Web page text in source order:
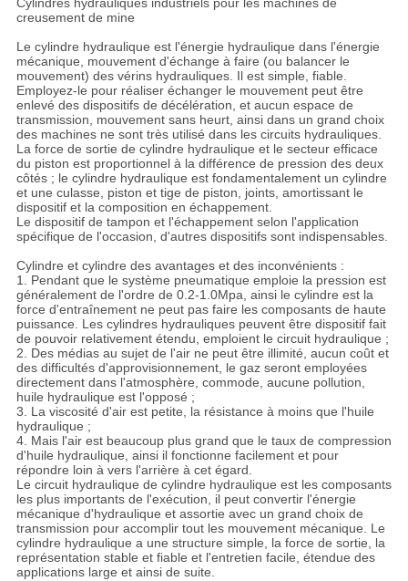
Cylindres hydrauliques industriels pour les machines de
creusement de mine
Le cylindre hydraulique est l'énergie hydraulique dans l'énergie
mécanique, mouvement d'échange à faire (ou balancer le
mouvement) des vérins hydrauliques. Il est simple, fiable.
Employez-le pour réaliser échanger le mouvement peut être
enlevé des dispositifs de décélération, et aucun espace de
transmission, mouvement sans heurt, ainsi dans un grand choix
des machines ne sont très utilisé dans les circuits hydrauliques.
La force de sortie de cylindre hydraulique et le secteur efficace
du piston est proportionnel à la différence de pression des deux
côtés ; le cylindre hydraulique est fondamentalement un cylindre
et une culasse, piston et tige de piston, joints, amortissant le
dispositif et la composition en échappement.
Le dispositif de tampon et l'échappement selon l'application
spécifique de l'occasion, d'autres dispositifs sont indispensables.
Cylindre et cylindre des avantages et des inconvénients :
1. Pendant que le système pneumatique emploie la pression est
généralement de l'ordre de 0.2-1.0Mpa, ainsi le cylindre est la
force d'entraînement ne peut pas faire les composants de haute
puissance. Les cylindres hydrauliques peuvent être dispositif fait
de pouvoir relativement étendu, emploient le circuit hydraulique ;
2. Des médias au sujet de l'air ne peut être illimité, aucun coût et
des difficultés d'approvisionnement, le gaz seront employées
directement dans l'atmosphère, commode, aucune pollution,
huile hydraulique est l'opposé ;
3. La viscosité d'air est petite, la résistance à moins que l'huile
hydraulique ;
4. Mais l'air est beaucoup plus grand que le taux de compression
d'huile hydraulique, ainsi il fonctionne facilement et pour
répondre loin à vers l'arrière à cet égard.
Le circuit hydraulique de cylindre hydraulique est les composants
les plus importants de l'exécution, il peut convertir l'énergie
mécanique d'hydraulique et assortie avec un grand choix de
transmission pour accomplir tout les mouvement mécanique. Le
cylindre hydraulique a une structure simple, la force de sortie, la
représentation stable et fiable et l'entretien facile, étendue des
applications large et ainsi de suite.